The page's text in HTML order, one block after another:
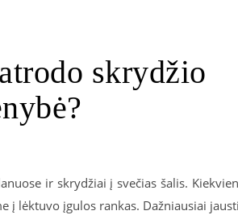
skrydžio
ir skrydžiai į svečias šalis.
į lėktuvo įgulos rankas. Dažniausiai